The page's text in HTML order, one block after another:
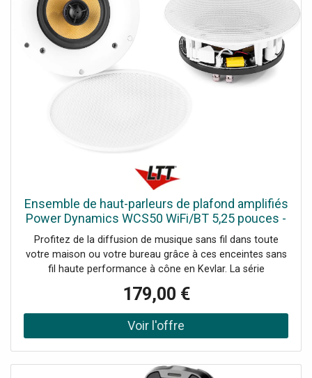
montage fournis, Télécommande incluse, Peut être utilisé
avec l'application 4STREAM (Android &,; iOS), Puissance
de sortie: Max: 240W, Puissance de sortie: RMS: 60W,
Diamètre du tweeter: 1/2, Diamètre du woofer: 5,25"., Type
de tweeter: Mylar, Impédance: 8 Ohm, Réponse en
fréquence: 90Hz - 20.000Hz, SPL @ 1W/1m: 89dB, Indice
IP: IPX5, Alimentation électrique: 100-240VAC 50/60Hz,
Dimensions: Par enceinte: 245 x 180 x 160mm, Poids:
5.0000, Accessoires: Support de montage, télécommande
Ensemble de haut-parleurs de plafond amplifiés
Power Dynamics WCS50 WiFi/BT 5,25 pouces -
Haut-parleurs d'installation
Profitez de la diffusion de musique sans fil dans toute
votre maison ou votre bureau grâce à ces enceintes sans
fil haute performance à cône en Kevlar. La série
domicile et vous permet de diffuser de la musique
directement depuis votre appareil. L'ensemble d'enceintes
est équipé d'une fonction WIFI permettant de connecter
l'ensemble d'enceintes à votre réseau domestique et de
compatible Airplay, DLNA (Android) ou Qplay. Vous pouvez
179,00 €